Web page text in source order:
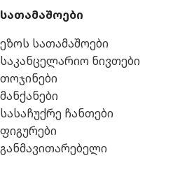
სათამაშოები
ეზოს სათამაშოები
საკანცელარიო ნივთები
თოჯინები
მანქანები
სასაჩუქრე ჩანთები
ფიგურები
განმავითარებელი